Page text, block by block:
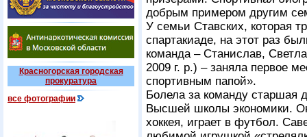
Красногорская городская
прокуратура
все фотографии
добрым примером другим
У семьи Ставских, которая
спартакиаде, на этот раз
команда – Станислав,
2009 г. р.) – заняла первое
спортивным папой».
Болела за команду старшая
Высшей школы экономики.
хоккея, играет в футбол.